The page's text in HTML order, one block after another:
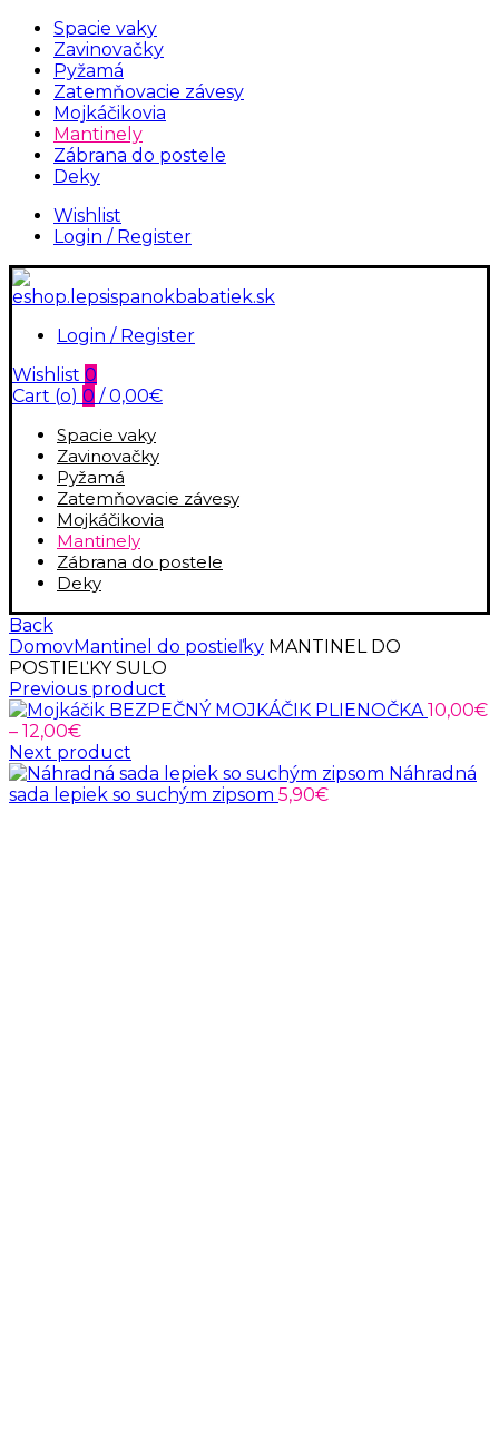
Spacie vaky
Zavinovačky
Pyžamá
Zatemňovacie závesy
Mojkáčikovia
Mantinely
Zábrana do postele
Deky
Wishlist
Login / Register
Login / Register
Wishlist 0
Cart (o) 0 / 0,00€
Spacie vaky
Zavinovačky
Pyžamá
Zatemňovacie závesy
Mojkáčikovia
Mantinely
Zábrana do postele
Deky
Back
DomovMantinel do postieľky MANTINEL DO
POSTIEĽKY SULO
Previous product
BEZPEČNÝ MOJKÁČIK PLIENOČKA10,00€
– 12,00€Price
range:
10,00€
through
Next product
Náhradná
sada lepiek so suchým zipsom 5,90€